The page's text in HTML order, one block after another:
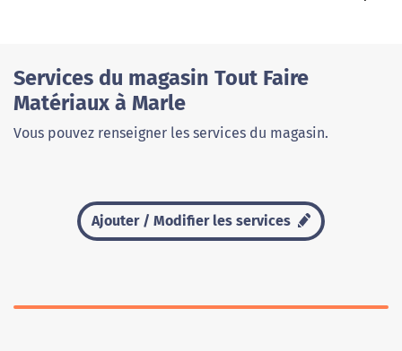
Services du magasin Tout Faire
Matériaux à Marle
Vous pouvez renseigner les services du magasin.
Ajouter / Modifier les services